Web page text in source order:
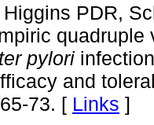
PDR,
pylori
and
73. [ Links ]